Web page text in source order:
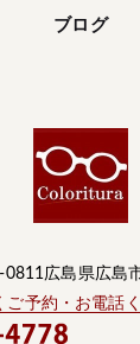
ブログ
広島県広島
予約・お電話く